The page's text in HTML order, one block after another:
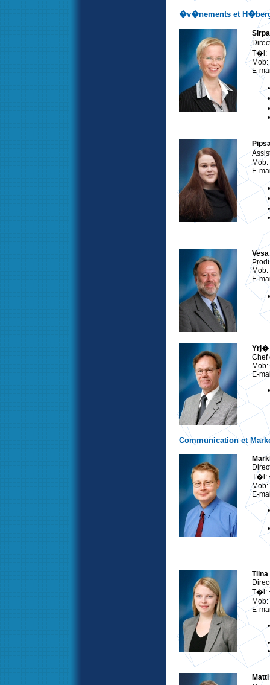
�v�nements et
T�l:
Mob:
E-
E-
E-
Yrj�
Chef
E-
Communication et
T�l:
Mob:
E-
Tiina
T�l:
E-